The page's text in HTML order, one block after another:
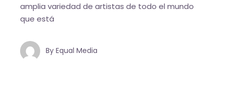
amplia variedad de artistas de todo el mundo
que está
By Equal Media